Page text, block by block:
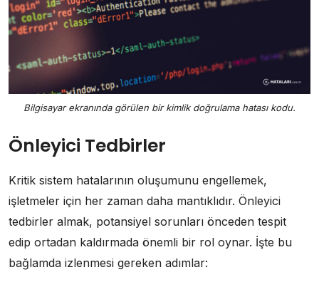
Bilgisayar ekranında görülen bir kimlik doğrulama hatası kodu.
Önleyici Tedbirler
Kritik sistem hatalarının oluşumunu engellemek,
işletmeler için her zaman daha mantıklıdır. Önleyici
tedbirler almak, potansiyel sorunları önceden tespit
edip ortadan kaldırmada önemli bir rol oynar. İşte bu
bağlamda izlenmesi gereken adımlar: